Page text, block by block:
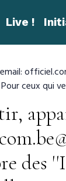
Live !
ceux qui